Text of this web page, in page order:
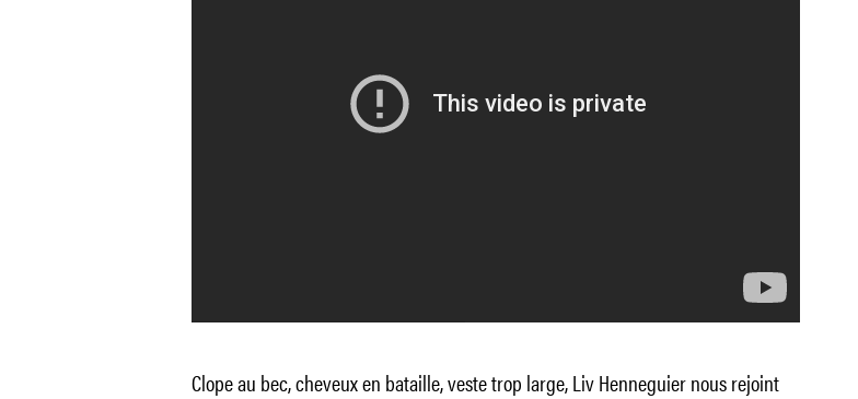
Clope au bec, cheveux en bataille, veste trop large, Liv Henneguier nous rejoint